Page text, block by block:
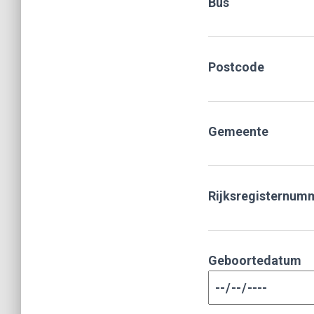
Postcode
Gemeente
Geboortedatum